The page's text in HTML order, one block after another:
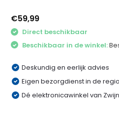
€59,99
Direct beschikbaar
Beschikbaar in de winkel:
Deskundig en eerlijk advies
Eigen bezorgdienst in de regio
Dé elektronicawinkel van